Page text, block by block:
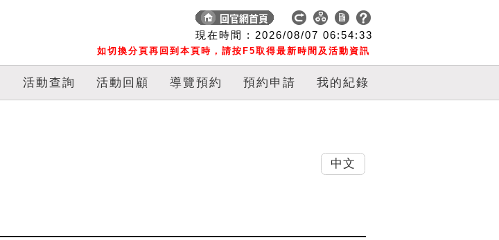
現在時間 : 2026/08/07 06:54:34
如切換分頁再回到本頁時，請按F5取得最新時間及活動資訊
活動查詢 活動回顧 導覽預約 預約申請 我的紀錄